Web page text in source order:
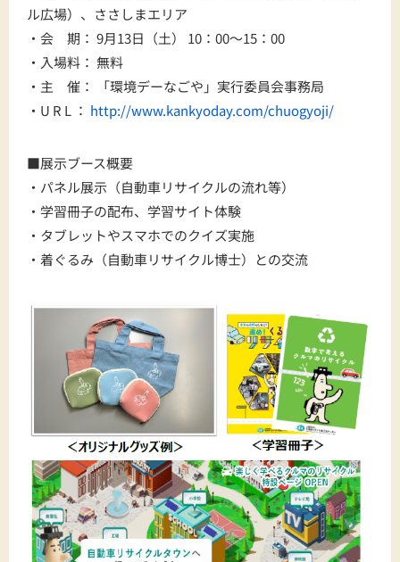
ル広場）、ささしまエリア
・会 期： 9月13日（土） 10：00～15：00
・入場料： 無料
・主 催： 「環境デーなごや」実行委員会事務局
・U R L ： http://www.kankyoday.com/chuogyoji/
■展示ブース概要
・パネル展示（自動車リサイクルの流れ等）
・学習冊子の配布、学習サイト体験
・タブレットやスマホでのクイズ実施
・着ぐるみ（自動車リサイクル博士）との交流